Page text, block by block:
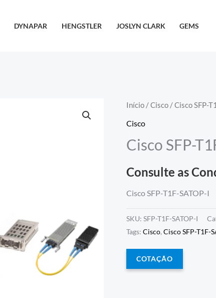
DYNAPAR HENGSTLER JOSLYN CLARK GEMS
Início /Cisco / Cisco SFP-
Cisco
Cisco SFP-
Consulte as
Cisco SFP-T1F-SATOP-I
SKU:SFP-T1F-SATOP-I
Tags:Cisco,Cisco SFP-T1F-
COTAÇÃO